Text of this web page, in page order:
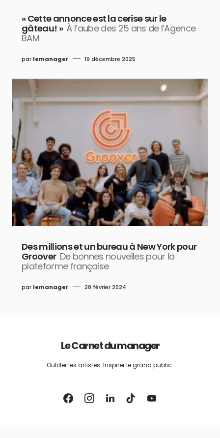
« Cette annonce est la cerise sur le
gâteau! » À l’aube des 25 ans de l’Agence
BAM
par lemanager 19 décembre 2025
Des millions et un bureau à New York pour
Groover De bonnes nouvelles pour la
plateforme française
par lemanager 28 février 2024
Le Carnet du manager
Outiller les artistes. Inspirer le grand public.